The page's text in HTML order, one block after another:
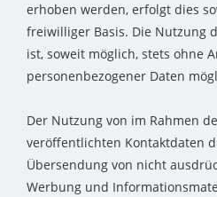
erhoben werden, erfolgt dies
freiwilliger Basis. Die Nutzung
ist, soweit möglich, stets ohne
personenbezogener Daten
Der Nutzung von im Rahmen
veröffentlichten Kontaktdaten
Übersendung von nicht
Werbung und